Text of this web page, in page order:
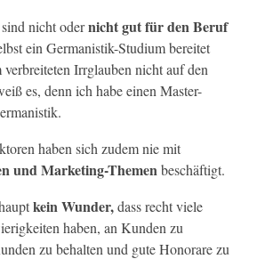
nicht odernicht gut für den Beruf
ein Germanistik-Studium bereitet
verbreiteten Irrglauben nicht auf den
es, denn ich habe einen Master-
haben sich zudem nie mit
und Marketing-Themen beschäftigt.
kein Wunder,dass recht viele
haben, an Kunden zu
zu behalten und gute Honorare zu